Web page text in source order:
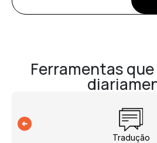
Ferramentas
Tradução